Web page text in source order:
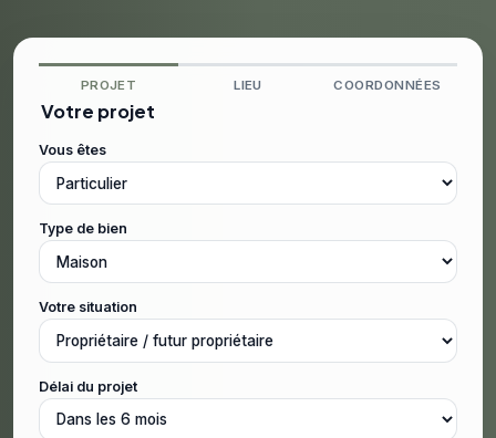
PROJET LIEU COORDONNÉES
Votre projet
Vous êtes
Type de bien
Votre situation
Délai du projet